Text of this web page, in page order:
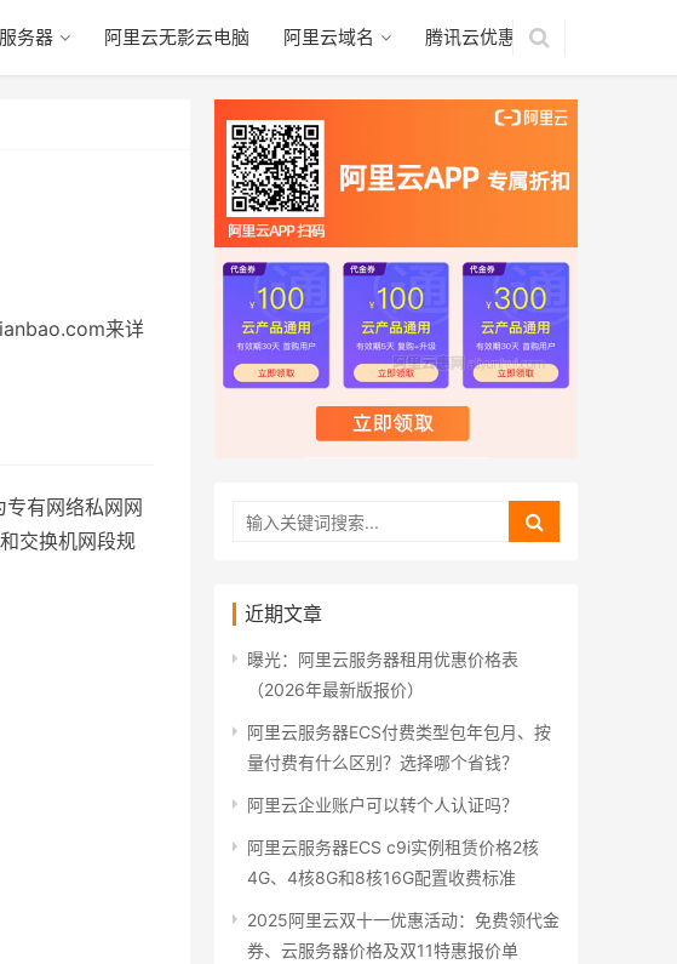
务器 阿里云无影云电脑 阿里云域名 腾讯云优惠
来详
有网络私网网
交换机网段规
近期文章
曝光：阿里云服务器租用优惠价格表
（2026年最新版报价）
阿里云服务器ECS付费类型包年包月、按
量付费有什么区别？选择哪个省钱？
阿里云企业账户可以转个人认证吗？
阿里云服务器ECS c9i实例租赁价格2核
4G、4核8G和8核16G配置收费标准
2025阿里云双十一优惠活动：免费领代金
券、云服务器价格及双11特惠报价单